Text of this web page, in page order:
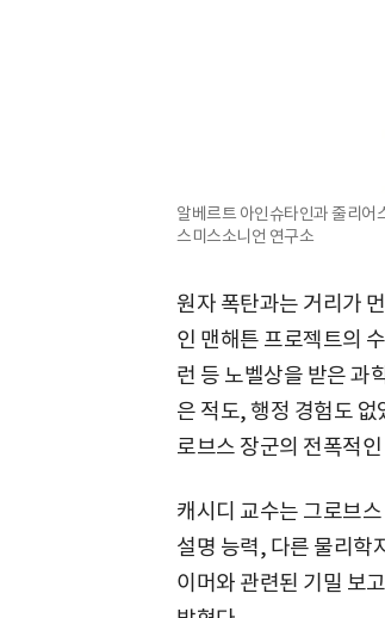
알베르트 아인슈타인과 줄리어
스미스소니언 연구소
원자 폭탄과는 거리가
인 맨해튼 프로젝트의
런 등 노벨상을 받은 과
은 적도, 행정 경험도
로브스 장군의 전폭적
캐시디 교수는 그로브
설명 능력, 다른 물리학
이머와 관련된 기밀 보